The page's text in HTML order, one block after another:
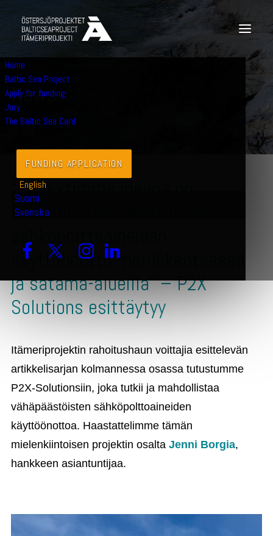
Home
Baltic Sea Project
Apply for funding
Jury
The Baltic Sea Card
FUNDING APPLICATION
English
Suomi
Svenska
JUNE 16, 2023
News
“Projektimme ideana on
mahdollistaa vähähiilisten
sähköpolttoaineiden
käyttöönotto meriliikenteessä
ja satama-alueilla” – P2X
Solutions esittäytyy
Itämeriprojektin rahoitushaun voittajia esittelevän
artikkelisarjan kolmannessa osassa tutustumme
P2X-Solutionsiin, joka tutkii ja mahdollistaa
vähäpäästöisten sähköpolttoaineiden
käyttöönottoa. Haastattelimme tämän
mielenkiintoisen projektin osalta Jenni Borgia,
hankkeen asiantuntijaa.